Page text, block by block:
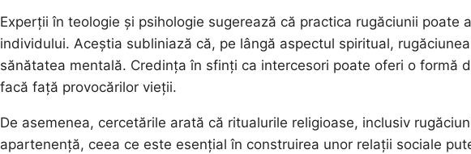
Experții în teologie și psihologie sugerează că practica rugăciunii
individului. Aceștia subliniază că, pe lângă aspectul spiritual,
sănătatea mentală. Credința în sfinți ca intercesori poate oferi o formă
facă față provocărilor vieții.
De asemenea, cercetările arată că ritualurile religioase, inclusiv
apartenență, ceea ce este esențial în construirea unor relații sociale